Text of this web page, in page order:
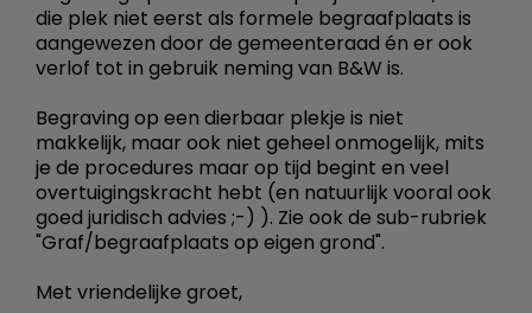
die plek niet eerst als formele begraafplaats is
aangewezen door de gemeenteraad én er ook
verlof tot in gebruik neming van B&W is.
Begraving op een dierbaar plekje is niet
makkelijk, maar ook niet geheel onmogelijk, mits
je de procedures maar op tijd begint en veel
overtuigingskracht hebt (en natuurlijk vooral ook
goed juridisch advies ;-) ). Zie ook de sub-rubriek
"Graf/begraafplaats op eigen grond".
Met vriendelijke groet,